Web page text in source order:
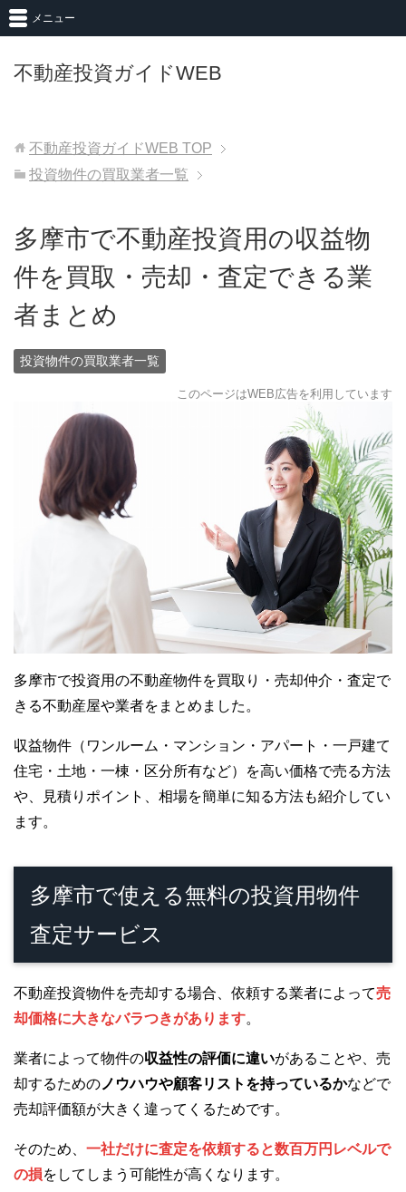
不動産投資ガイドWEB
メニュー
不動産投資ガイドWEB TOP
投資物件の買取業者一覧
多摩市で不動産投資用の収益物
件を買取・売却・査定できる業
者まとめ
投資物件の買取業者一覧
このページはWEB広告を利用しています
多摩市で投資用の不動産物件を買取り・売却仲介・査定で
きる不動産屋や業者をまとめました。
収益物件（ワンルーム・マンション・アパート・一戸建て
住宅・土地・一棟・区分所有など）を高い価格で売る方法
や、見積りポイント、相場を簡単に知る方法も紹介してい
ます。
多摩市で使える無料の投資用物件
査定サービス
不動産投資物件を売却する場合、依頼する業者によって売
却価格に大きなバラつきがあります。
業者によって物件の収益性の評価に違いがあることや、売
却するためのノウハウや顧客リストを持っているかなどで
売却評価額が大きく違ってくるためです。
そのため、 一社だけに査定を依頼すると数百万円レベルで
の損をしてしまう可能性が高くなります。